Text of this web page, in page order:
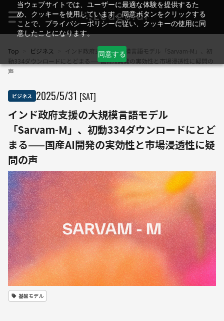
当ウェブサイトでは、ユーザーに最適な体験を提供するた
め、クッキーを使用しています。同意ボタンをクリックする
ことで、プライバシーポリシーに従い、クッキーの使用に同
意したことになります。
同意する
Top ビジネス
インド政府支援の大規模言語モデル「Sarvam-M」、初
動334ダウンロードにとどまる——国産AI開発の実効性と市場浸透性に疑問の
声
ビジネス 2025/5/31 [SAT]
インド政府支援の大規模言語モデル
「Sarvam-M」、初動334ダウンロードにとど
まる——国産AI開発の実効性と市場浸透性に疑
問の声
基盤モデル